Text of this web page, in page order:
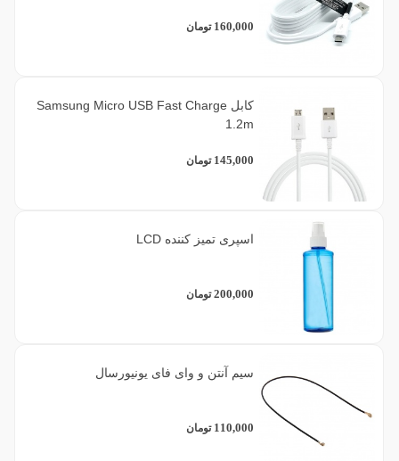
160,000 تومان
کابل Samsung Micro USB Fast Charge
1.2m
145,000 تومان
اسپری تمیز کننده LCD
200,000 تومان
سیم آنتن و وای فای یونیورسال
110,000 تومان